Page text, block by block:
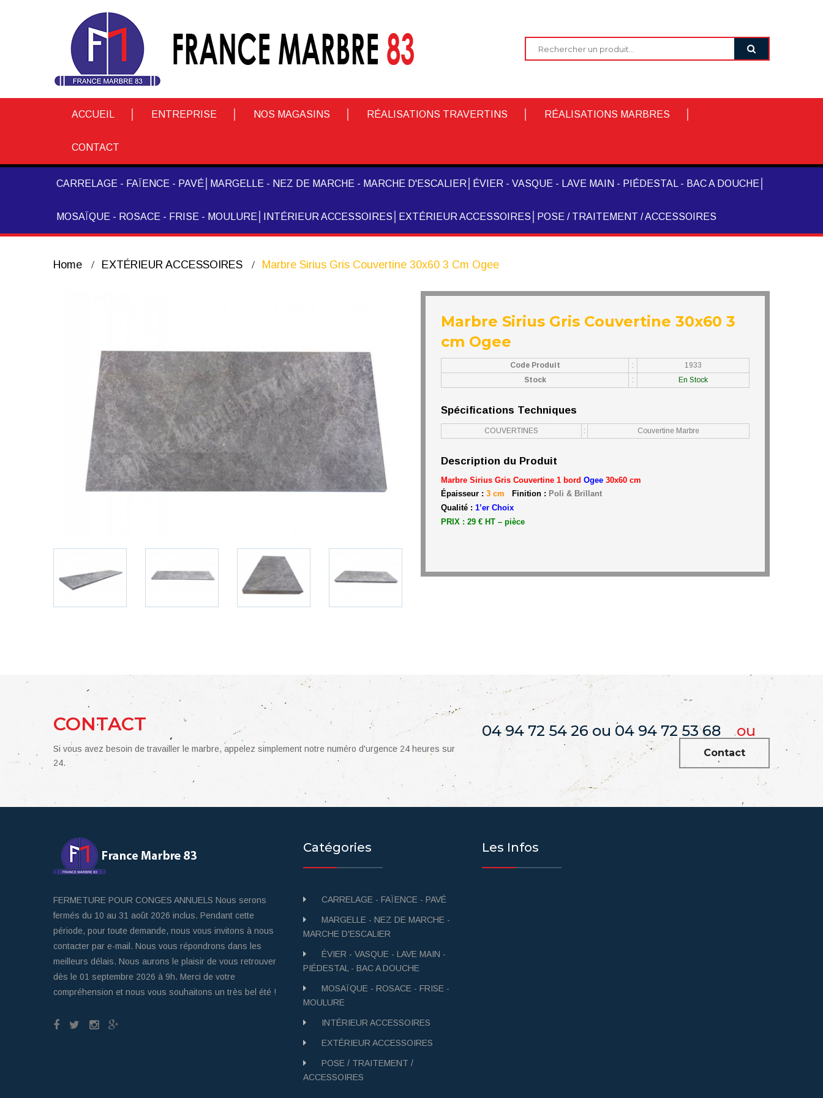
ACCUEIL ENTREPRISE NOS MAGASINS RÉALISATIONS TRAVERTINS RÉALISATIONS MARBRES
CONTACT
CARRELAGE - FAÏENCE - PAVÉ MARGELLE - NEZ DE MARCHE - MARCHE D'ESCALIER ÉVIER - VASQUE - LAVE MAIN - PIÉDESTAL - BAC A DOUCHE
MOSAÏQUE - ROSACE - FRISE - MOULURE INTÉRIEUR ACCESSOIRES EXTÉRIEUR ACCESSOIRES POSE / TRAITEMENT / ACCESSOIRES
Home EXTÉRIEUR ACCESSOIRES Marbre Sirius Gris Couvertine 30x60 3 Cm Ogee
Marbre Sirius Gris Couvertine 30x60 3
cm Ogee
Code Produit :
1933
Stock
: En Stock
Spécifications Techniques
COUVERTINES : Couvertine Marbre
Description du Produit
Marbre Sirius Gris Couvertine 1 bord Ogee 30x60 cm
Épaisseur : 3 cm Finition : Poli & Brillant
Qualité : 1’er Choix
PRIX : 29 € HT – pièce
CONTACT
Si vous avez besoin de travailler le marbre, appelez simplement notre numéro d'urgence 24 heures sur
24.
04 94 72 54 26 ou 04 94 72 53 68 ou
Contact
FERMETURE POUR CONGES ANNUELS Nous serons
fermés du 10 au 31 août 2026 inclus. Pendant cette
période, pour toute demande, nous vous invitons à nous
contacter par e-mail. Nous vous répondrons dans les
meilleurs délais. Nous aurons le plaisir de vous retrouver
dès le 01 septembre 2026 à 9h. Merci de votre
compréhension et nous vous souhaitons un très bel été !
Catégories
CARRELAGE - FAÏENCE - PAVÉ
MARGELLE - NEZ DE MARCHE -
MARCHE D'ESCALIER
ÉVIER - VASQUE - LAVE MAIN -
PIÉDESTAL - BAC A DOUCHE
MOSAÏQUE - ROSACE - FRISE -
MOULURE
INTÉRIEUR ACCESSOIRES
EXTÉRIEUR ACCESSOIRES
POSE / TRAITEMENT /
ACCESSOIRES
Les Infos